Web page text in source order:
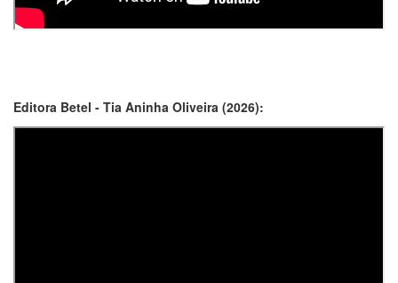
Editora Betel - Tia Aninha Oliveira (2026):